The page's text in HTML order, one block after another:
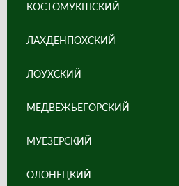
КОСТОМУКШСКИЙ
ЛАХДЕНПОХСКИЙ
ЛОУХСКИЙ
МЕДВЕЖЬЕГОРСКИЙ
МУЕЗЕРСКИЙ
ОЛОНЕЦКИЙ